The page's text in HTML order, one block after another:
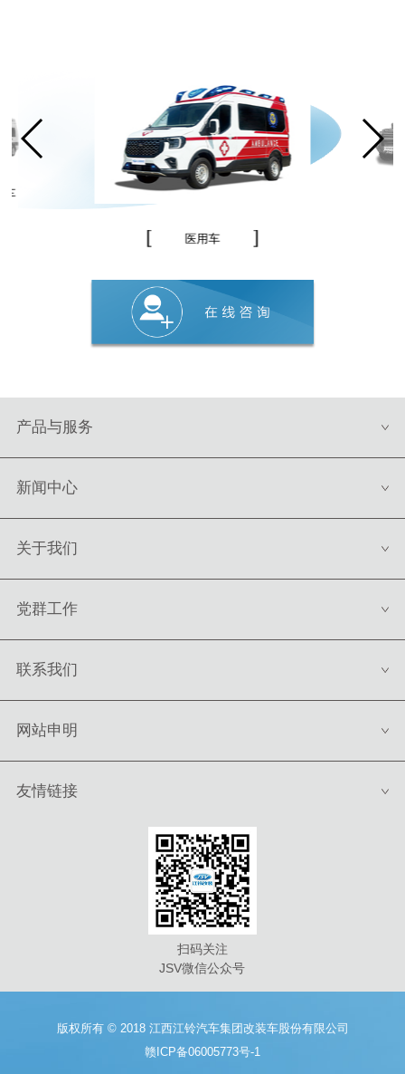
车
医用车
产品与服务
新闻中心
关于我们
党群工作
联系我们
网站申明
友情链接
扫码关注
JSV微信公众号
版权所有 © 2018 江西江铃汽车集团改装车股份有限公司
赣ICP备06005773号-1